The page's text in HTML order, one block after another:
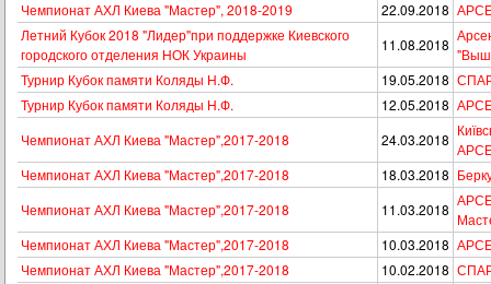
Чемпионат АХЛ Киева "Мастер", 2018-2019 22.09.2018
Летний Кубок 2018 "Лидер"при поддержке Киевского
городского отделения НОК Украины
11.08.2018
Турнир Кубок памяти Коляды Н.Ф.
19.05.2018
Турнир Кубок памяти Коляды Н.Ф.
12.05.2018
Чемпионат АХЛ Киева "Мастер",2017-2018
24.03.2018
Чемпионат АХЛ Киева "Мастер",2017-2018
18.03.2018
Чемпионат АХЛ Киева "Мастер",2017-2018
11.03.2018
Чемпионат АХЛ Киева "Мастер",2017-2018
10.03.2018
Чемпионат АХЛ Киева "Мастер",2017-2018
10.02.2018